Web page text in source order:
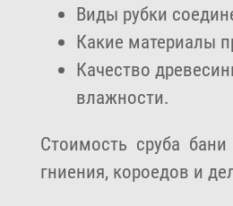
Виды рубки
Какие материалы
Качество
влажности.
Стоимость сруба
гниения, короедов и